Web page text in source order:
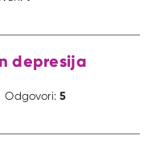
depresija
Odgovori:5